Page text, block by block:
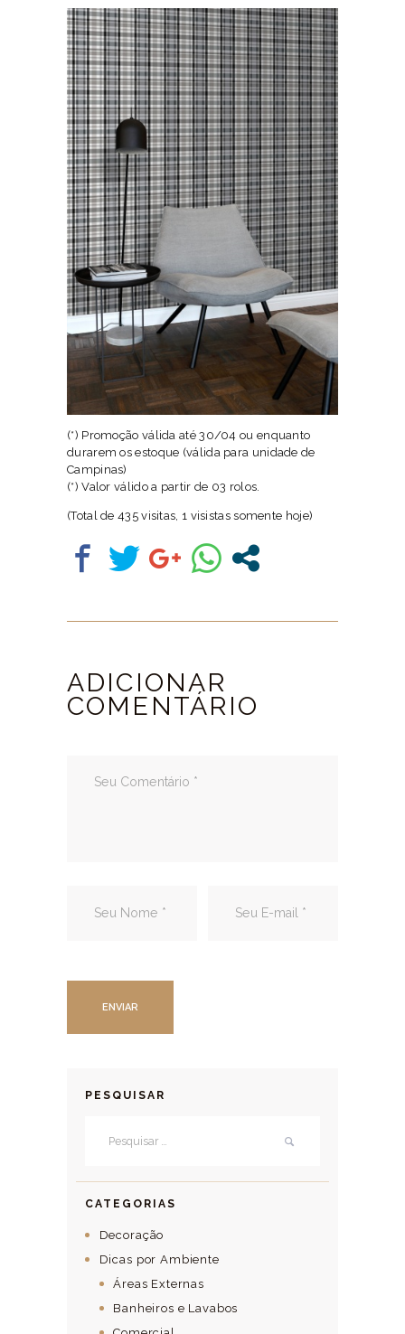
(*) Promoção válida até 30/04 ou enquanto
durarem os estoque (válida para unidade de
Campinas)
(*) Valor válido a partir de 03 rolos.
(Total de 435 visitas, 1 visistas somente hoje)
ADICIONAR
COMENTÁRIO
PESQUISAR
CATEGORIAS
Decoração
Dicas por Ambiente
Áreas Externas
Banheiros e Lavabos